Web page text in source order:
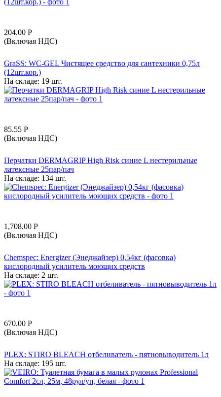
204.00 Р
(Включая НДС)
GraSS: WC-GEL Чистящее средство для сантехники 0,75л
(12шт.кор.)
На складе: 19 шт.
85.55 Р
(Включая НДС)
Перчатки DERMAGRIP High Risk синие L нестерильные
латексные 25пар/пач
На складе: 134 шт.
1,708.00 Р
(Включая НДС)
Chemspec: Energizer (Энеджайзер) 0,54кг (фасовка)
кислородный усилитель моющих средств
На складе: 2 шт.
670.00 Р
(Включая НДС)
PLEX: STIRO BLEACH отбеливатель - пятновыводитель 1л
На складе: 195 шт.